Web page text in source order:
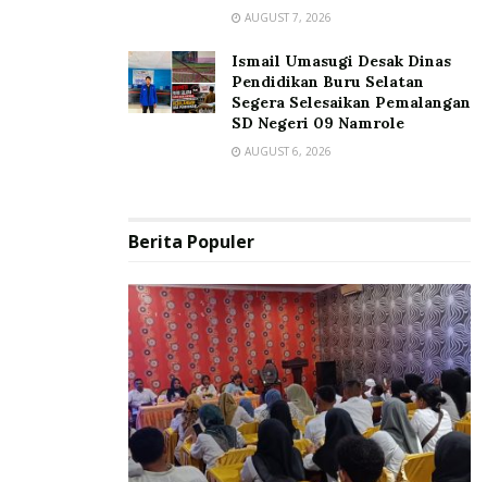
AUGUST 7, 2026
Ismail Umasugi Desak Dinas
Pendidikan Buru Selatan
Segera Selesaikan Pemalangan
SD Negeri 09 Namrole
AUGUST 6, 2026
Berita Populer